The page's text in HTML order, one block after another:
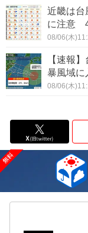
近畿は
に注意
08/06(木
【速報
暴風域に
08/06(木